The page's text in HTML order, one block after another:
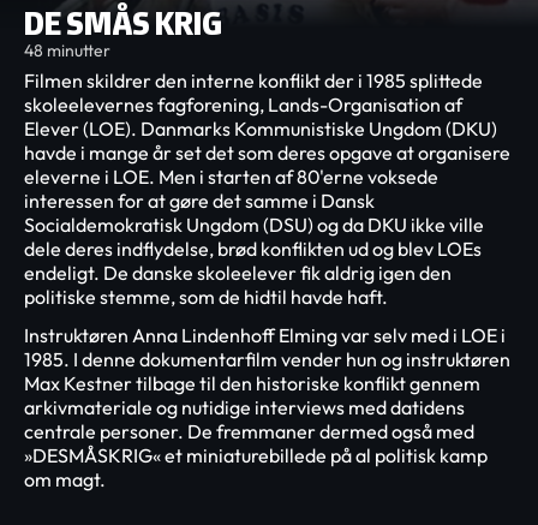
DE SMÅS KRIG
48 minutter
Filmen skildrer den interne konflikt der i 1985 splittede
skoleelevernes fagforening, Lands-Organisation af
Elever (LOE). Danmarks Kommunistiske Ungdom (DKU)
havde i mange år set det som deres opgave at organisere
eleverne i LOE. Men i starten af 80'erne voksede
interessen for at gøre det samme i Dansk
Socialdemokratisk Ungdom (DSU) og da DKU ikke ville
dele deres indflydelse, brød konflikten ud og blev LOEs
endeligt. De danske skoleelever fik aldrig igen den
politiske stemme, som de hidtil havde haft.
Instruktøren Anna Lindenhoff Elming var selv med i LOE i
1985. I denne dokumentarfilm vender hun og instruktøren
Max Kestner tilbage til den historiske konflikt gennem
arkivmateriale og nutidige interviews med datidens
centrale personer. De fremmaner dermed også med
»DESMÅSKRIG« et miniaturebillede på al politisk kamp
om magt.